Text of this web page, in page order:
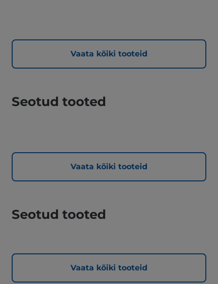
Vaata kõiki tooteid
Seotud tooted
Vaata kõiki tooteid
Seotud tooted
Vaata kõiki tooteid